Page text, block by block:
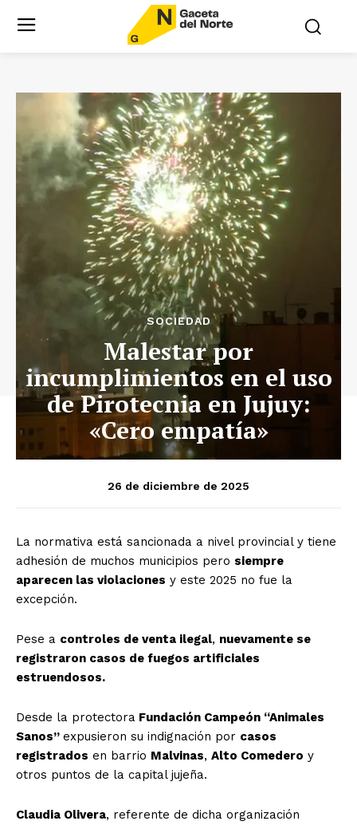
SOCIEDAD
Malestar por
incumplimientos en el uso
de Pirotecnia en Jujuy:
«Cero empatía»
26 de diciembre de 2025
La normativa está sancionada a nivel provincial y tiene
adhesión de muchos municipios pero siempre
aparecen las violaciones y este 2025 no fue la
excepción.
Pese a controles de venta ilegal, nuevamente se
registraron casos de fuegos artificiales
estruendosos.
Desde la protectora Fundación Campeón “Animales
Sanos” expusieron su indignación por casos
registrados en barrio Malvinas, Alto Comedero y
otros puntos de la capital jujeña.
Claudia Olivera, referente de dicha organización